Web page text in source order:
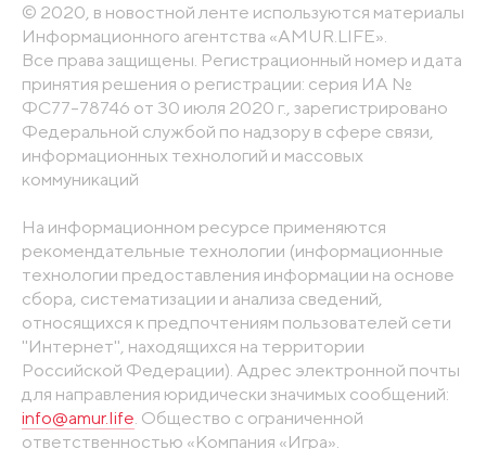
© 2020, в новостной ленте используются материалы
Информационного агентства «AMUR.LIFE».
Все права защищены. Регистрационный номер и дата
принятия решения о регистрации: серия ИА №
ФС77-78746 от 30 июля 2020 г., зарегистрировано
Федеральной службой по надзору в сфере связи,
информационных технологий и массовых
коммуникаций
На информационном ресурсе применяются
рекомендательные технологии (информационные
технологии предоставления информации на основе
сбора, систематизации и анализа сведений,
относящихся к предпочтениям пользователей сети
"Интернет", находящихся на территории
Российской Федерации). Адрес электронной почты
для направления юридически значимых сообщений:
info@amur.life. Общество с ограниченной
ответственностью «Компания «Игра».